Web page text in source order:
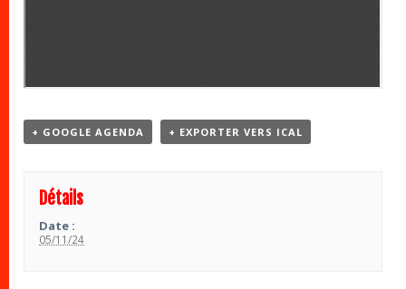
+ GOOGLE AGENDA + EXPORTER VERS ICAL
Détails
Date :
05/11/24